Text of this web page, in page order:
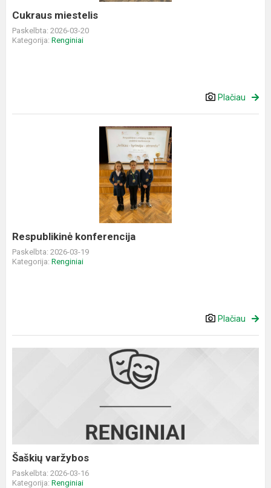
Cukraus miestelis
Paskelbta: 2026-03-20
Kategorija: Renginiai
Plačiau
Respublikinė konferencija
Paskelbta: 2026-03-19
Kategorija: Renginiai
Plačiau
Šaškių varžybos
Paskelbta: 2026-03-16
Kategorija: Renginiai